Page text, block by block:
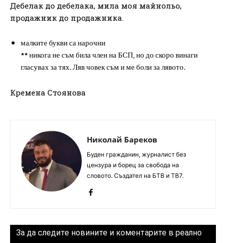
Дебелак до дебелака, мила моя майнольо,
продажник до продажника.
малките букви са нарочни
** никога не съм била член на БСП, но до скоро винаги
гласувах за тях. Ляв човек съм и ме боли за лявото.
Кремена Стоянова
Николай Бареков
Буден гражданин, журналист без
цензура и борец за свобода на
словото. Създател на БТВ и ТВ7.
За да следите новините и коментарите в реално